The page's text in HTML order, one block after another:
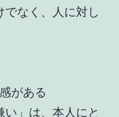
でなく、人に対し
がある
い」は、本人にと